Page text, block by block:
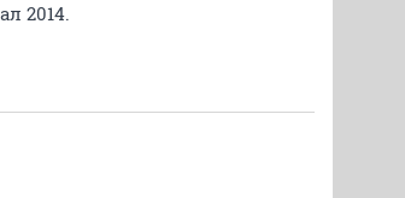
2014.